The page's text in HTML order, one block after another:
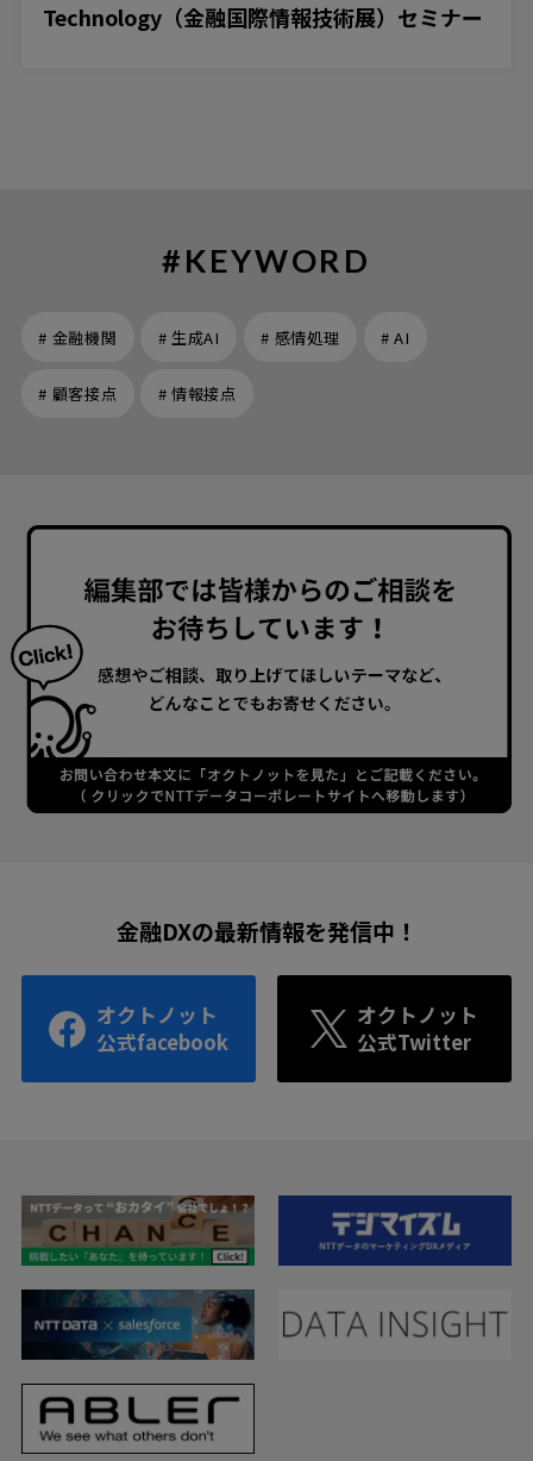
Technology（金融国際情報技術展）セミナー
#KEYWORD
# 金融機関 # 生成AI # 感情処理 # AI
# 顧客接点 # 情報接点
金融DXの最新情報を発信中！
オクトノット
公式facebook
オクトノット
公式Twitter